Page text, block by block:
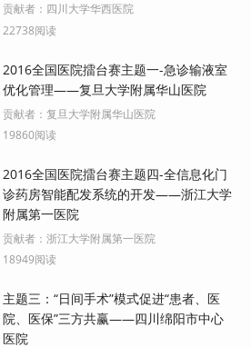
贡献者： 四川大学华西医院
22738阅读
2016全国医院擂台赛主题一-急诊输液室
优化管理——复旦大学附属华山医院
贡献者： 复旦大学附属华山医院
19860阅读
2016全国医院擂台赛主题四-全信息化门
诊药房智能配发系统的开发——浙江大学
附属第一医院
贡献者： 浙江大学附属第一医院
18949阅读
主题三：“日间手术”模式促进“患者、医
院、医保”三方共赢——四川绵阳市中心
医院